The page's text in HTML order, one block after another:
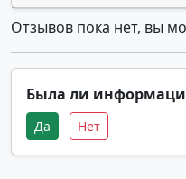
Отзывов пока нет, вы
Была ли
Да Нет